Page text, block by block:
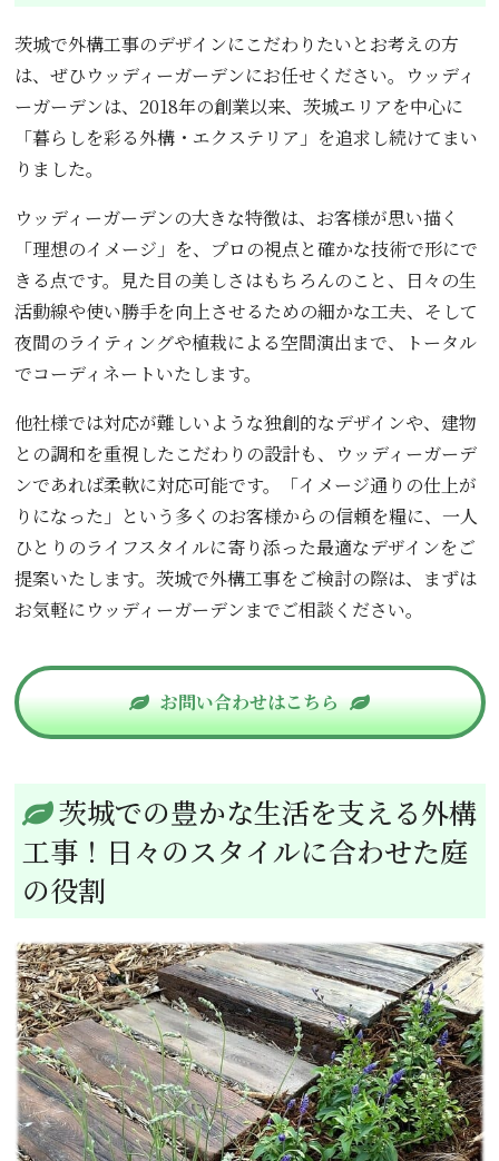
茨城で外構工事のデザインにこだわりたいとお考えの方
は、ぜひウッディーガーデンにお任せください。ウッディ
ーガーデンは、2018年の創業以来、茨城エリアを中心に
「暮らしを彩る外構・エクステリア」を追求し続けてまい
りました。
ウッディーガーデンの大きな特徴は、お客様が思い描く
「理想のイメージ」を、プロの視点と確かな技術で形にで
きる点です。見た目の美しさはもちろんのこと、日々の生
活動線や使い勝手を向上させるための細かな工夫、そして
夜間のライティングや植栽による空間演出まで、トータル
でコーディネートいたします。
他社様では対応が難しいような独創的なデザインや、建物
との調和を重視したこだわりの設計も、ウッディーガーデ
ンであれば柔軟に対応可能です。「イメージ通りの仕上が
りになった」という多くのお客様からの信頼を糧に、一人
ひとりのライフスタイルに寄り添った最適なデザインをご
提案いたします。茨城で外構工事をご検討の際は、まずは
お気軽にウッディーガーデンまでご相談ください。
お問い合わせはこちら
茨城での豊かな生活を支える外構
工事！日々のスタイルに合わせた庭
の役割